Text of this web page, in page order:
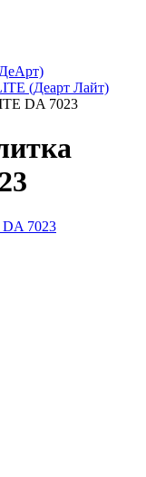
(Деарт Лайт)
DA 7023